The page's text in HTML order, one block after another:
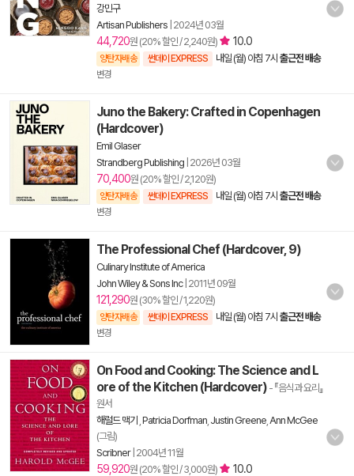
강민구
Artisan Publishers 2024년 03월
44,720원 (20% 할인 / 2,240원) 10.0
양탄자배송 썬데이 EXPRESS 내일 (월) 아침 7시 출근전 배송
변경
Juno the Bakery: Crafted in Copenhagen
(Hardcover)
Emil Glaser
Strandberg Publishing 2026년 03월
70,400원 (20% 할인 / 2,120원)
양탄자배송 썬데이 EXPRESS 내일 (월) 아침 7시 출근전 배송
변경
The Professional Chef (Hardcover, 9)
Culinary Institute of America
John Wiley & Sons Inc| 2011년 09월
121,290원 (30% 할인 / 1,220원)
양탄자배송 썬데이 EXPRESS 내일 (월) 아침 7시 출근전 배송
변경
On Food and Cooking: The Science and L
ore of the Kitchen (Hardcover) - 『음식과 요리』
원서
해럴드 맥기 Patricia Dorfman Justin Greene Ann McGee
(그림)
Scribner| 2004년 11월
59,920원 (20% 할인 / 3,000원) 10.0